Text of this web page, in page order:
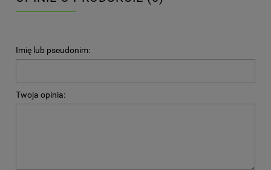
Imię lub pseudonim:
Twoja opinia: